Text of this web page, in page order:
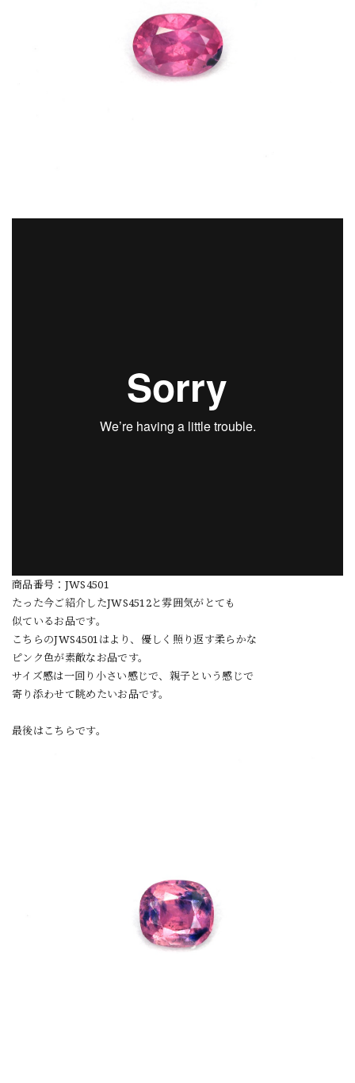
商品番号：JWS4501
たった今ご紹介したJWS4512と雰囲気がとても
似ているお品です。
こちらのJWS4501はより、優しく照り返す柔らかな
ピンク色が素敵なお品です。
サイズ感は一回り小さい感じで、親子という感じで
寄り添わせて眺めたいお品です。
最後はこちらです。